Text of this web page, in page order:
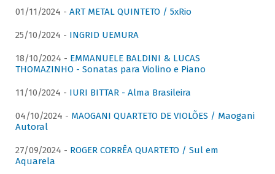
01/11/2024 - ART METAL QUINTETO / 5xRio
25/10/2024 - INGRID UEMURA
18/10/2024 - EMMANUELE BALDINI & LUCAS
THOMAZINHO - Sonatas para Violino e Piano
11/10/2024 - IURI BITTAR - Alma Brasileira
04/10/2024 - MAOGANI QUARTETO DE VIOLÕES / Maogani
Autoral
27/09/2024 - ROGER CORRÊA QUARTETO / Sul em
Aquarela